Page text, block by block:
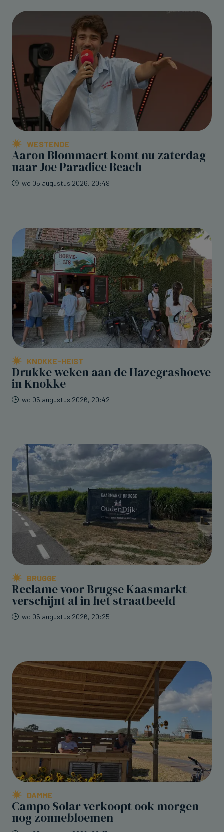
WESTENDE
Aaron Blommaert komt nu zaterdag
naar Joe Paradice Beach
wo 05 augustus 2026, 20:49
KNOKKE-HEIST
Drukke weken aan de Hazegrashoeve
in Knokke
wo 05 augustus 2026, 20:42
BRUGGE
Reclame voor Brugse Kaasmarkt
verschijnt al in het straatbeeld
wo 05 augustus 2026, 20:25
DAMME
Campo Solar verkoopt ook morgen
nog zonnebloemen